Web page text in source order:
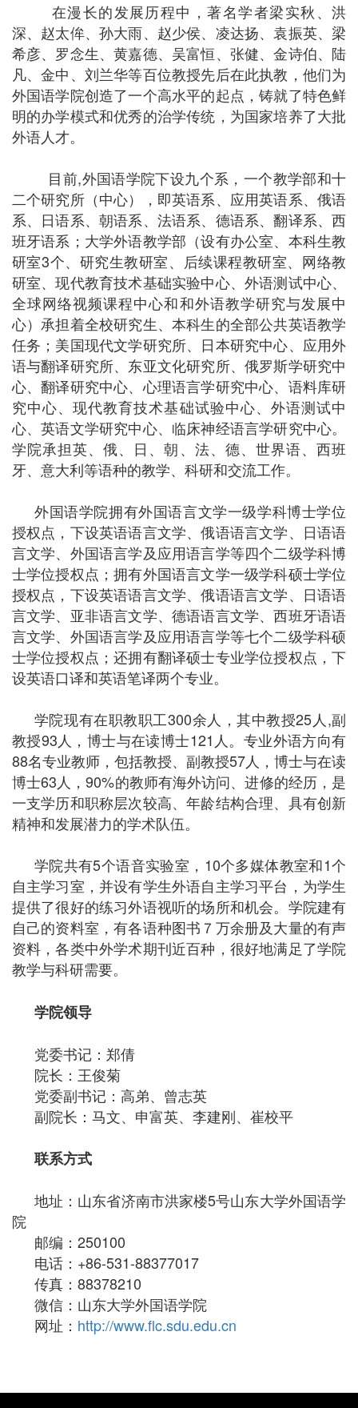
在漫长的发展历程中，著名学者梁实秋、洪
深、赵太侔、孙大雨、赵少侯、凌达扬、袁振英、梁
希彦、罗念生、黄嘉德、吴富恒、张健、金诗伯、陆
凡、金中、刘兰华等百位教授先后在此执教，他们为
外国语学院创造了一个高水平的起点，铸就了特色鲜
明的办学模式和优秀的治学传统，为国家培养了大批
外语人才。
目前,外国语学院下设九个系，一个教学部和十
二个研究所（中心），即英语系、应用英语系、俄语
系、日语系、朝语系、法语系、德语系、翻译系、西
班牙语系；大学外语教学部（设有办公室、本科生教
研室3个、研究生教研室、后续课程教研室、网络教
研室、现代教育技术基础实验中心、外语测试中心、
全球网络视频课程中心和和外语教学研究与发展中
心）承担着全校研究生、本科生的全部公共英语教学
任务；美国现代文学研究所、日本研究中心、应用外
语与翻译研究所、东亚文化研究所、俄罗斯学研究中
心、翻译研究中心、心理语言学研究中心、语料库研
究中心、现代教育技术基础试验中心、外语测试中
心、英语文学研究中心、临床神经语言学研究中心。
学院承担英、俄、日、朝、法、德、世界语、西班
牙、意大利等语种的教学、科研和交流工作。
外国语学院拥有外国语言文学一级学科博士学位
授权点，下设英语语言文学、俄语语言文学、日语语
言文学、外国语言学及应用语言学等四个二级学科博
士学位授权点；拥有外国语言文学一级学科硕士学位
授权点，下设英语语言文学、俄语语言文学、日语语
言文学、亚非语言文学、德语语言文学、西班牙语语
言文学、外国语言学及应用语言学等七个二级学科硕
士学位授权点；还拥有翻译硕士专业学位授权点，下
设英语口译和英语笔译两个专业。
学院现有在职教职工300余人，其中教授25人,副
教授93人，博士与在读博士121 人。专业外语方向有
88名专业教师，包括教授、副教授57人，博士与在读
博士63人，90%的教师有海外访问、进修的经历，是
一支学历和职称层次较高、年龄结构合理、具有创新
精神和发展潜力的学术队伍。
学院共有5个语音实验室， 10个多媒体教室和1个
自主学习室，并设有学生外语自主学习平台，为学生
提供了很好的练习外语视听的场所和机会。学院建有
自己的资料室，有各语种图书７万余册及大量的有声
资料，各类中外学术期刊近百种，很好地满足了学院
教学与科研需要。
学院领导
党委书记：郑倩
院长：王俊菊
党委副书记：高弟、曾志英
副院长：马文、申富英、李建刚、崔校平
联系方式
地址：山东省济南市洪家楼5号山东大学外国语学
院
邮编： 250100
电话： +86-531-88377017
传真： 88378210
微信：山东大学外国语学院
网址： http://www.flc.sdu.edu.cn